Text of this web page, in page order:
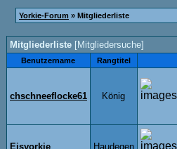
Yorkie-Forum » Mitgliederliste
Mitgliederliste [Mitgliedersuche]
Benutzername Rangtitel
chschneeflocke61 König
Eisyorkie Haudegen